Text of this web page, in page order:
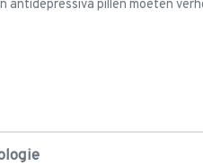
antidepressiva pillen moeten